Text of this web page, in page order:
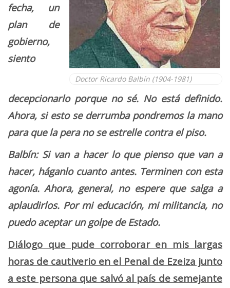
Doctor Ricardo Balbín (1904-1981)
fecha, un
plan de
gobierno,
siento
decepcionarlo porque no sé. No está definido.
Ahora, si esto se derrumba pondremos la mano
para que la pera no se estrelle contra el piso.
Balbín: Si van a hacer lo que pienso que van a
hacer, háganlo cuanto antes. Terminen con esta
agonía. Ahora, general, no espere que salga a
aplaudirlos. Por mi educación, mi militancia, no
puedo aceptar un golpe de Estado.
Diálogo que pude corroborar en mis largas
horas de cautiverio en el Penal de Ezeiza junto
a este persona que salvó al país de semejante